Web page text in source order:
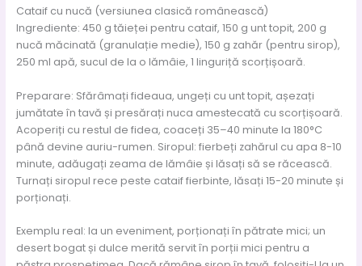
Cataif cu nucă (versiunea clasică românească)
Ingrediente: 450 g tăieței pentru cataif, 150 g unt topit, 200 g
nucă măcinată (granulație medie), 150 g zahăr (pentru sirop),
250 ml apă, sucul de la o lămâie, 1 linguriță scorțișoară.
Preparare: Sfărâmați fideaua, ungeți cu unt topit, așezați
jumătate în tavă și presărați nuca amestecată cu scorțișoară.
Acoperiți cu restul de fidea, coaceți 35–40 minute la 180°C
până devine auriu-rumen. Siropul: fierbeți zahărul cu apa 8-10
minute, adăugați zeama de lămâie și lăsați să se răcească.
Turnați siropul rece peste cataif fierbinte, lăsați 15-20 minute și
porționați.
Exemplu real: la un eveniment, porționați în pătrate mici; un
desert bogat și dulce merită servit în porții mici pentru a